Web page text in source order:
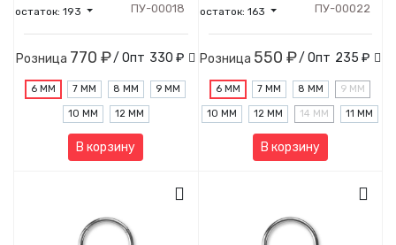
остаток: 193
ПУ-00018
Розница 770 ₽/ Опт 330 ₽
6 ММ 7 ММ 8 ММ 9 ММ
10 ММ 12 ММ
В корзину
остаток: 163
ПУ-00022
Розница 550 ₽/ Опт 235 ₽
6 ММ 7 ММ 8 ММ 9 ММ
10 ММ 12 ММ 14 ММ 11 ММ
В корзину